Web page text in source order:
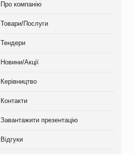
Про компанію
Товари/Послуги
Тендери
Новини/Акції
Керівництво
Контакти
Завантажити презентацію
Відгуки